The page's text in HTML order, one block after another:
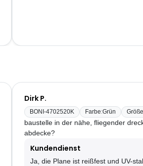
Dirk P.
BONI-4702520K Farbe:Grün Größe
baustelle in der nähe, fliegender
abdecke?
Kundendienst
Ja, die Plane ist reißfest und UV-